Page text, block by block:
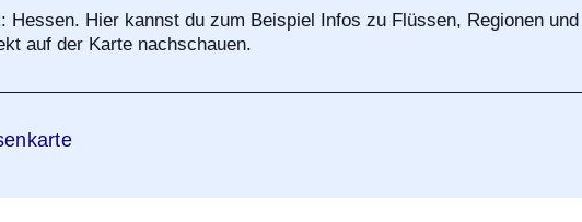
Hessen. Hier kannst du zum Beispiel Infos zu Flüssen, Regionen und
auf der Karte nachschauen.